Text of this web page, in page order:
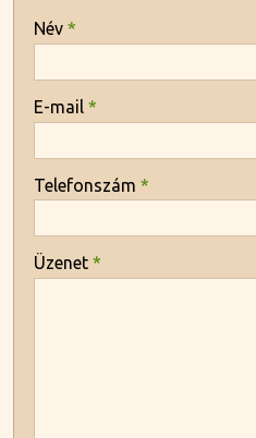
-
Név *
E-mail *
Telefonszám *
Üzenet *